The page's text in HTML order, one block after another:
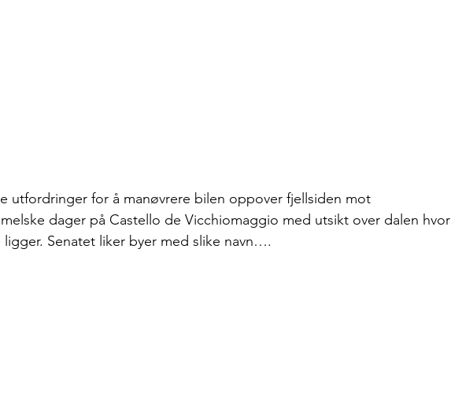
utfordringer for å manøvrere bilen oppover fjellsiden mot
dager på Castello de Vicchiomaggio med utsikt over dalen hvor
ligger. Senatet liker byer med slike navn….